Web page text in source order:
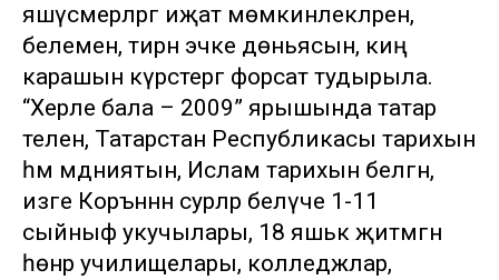
яшүсмерләргә иҗат мөмкинлекләрен,
белемен, тирән эчке дөньясын, киң
карашын күрсәтергә форсат тудырыла.
“Хәерле бала – 2009” ярышында татар
телен, Татарстан Республикасы тарихын
һәм мәдәниятын, Ислам тарихын белгән,
изге Коръәннән сурәләр белүче 1-11
сыйныф укучылары, 18 яшькә җитмәгән
һөнәр училищелары, колледжлар,